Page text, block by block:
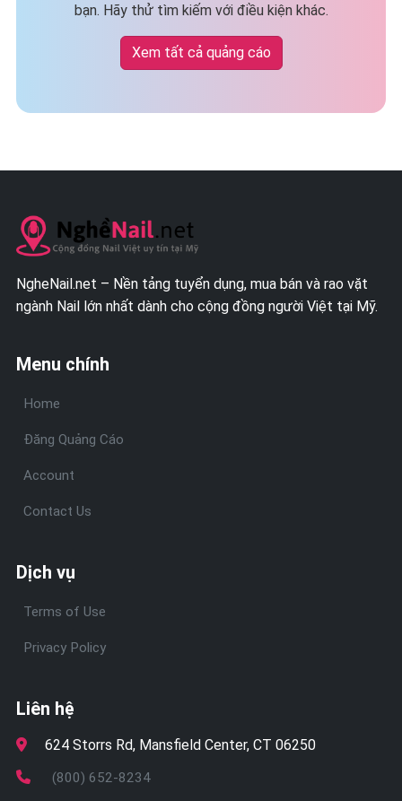
bạn. Hãy thử tìm kiếm với điều kiện khác.
Xem tất cả quảng cáo
NgheNail.net – Nền tảng tuyển dụng, mua bán và rao vặt
ngành Nail lớn nhất dành cho cộng đồng người Việt tại Mỹ.
Menu chính
Home
Đăng Quảng Cáo
Account
Contact Us
Dịch vụ
Terms of Use
Privacy Policy
Liên hệ
624 Storrs Rd, Mansfield Center, CT 06250
(800) 652-8234